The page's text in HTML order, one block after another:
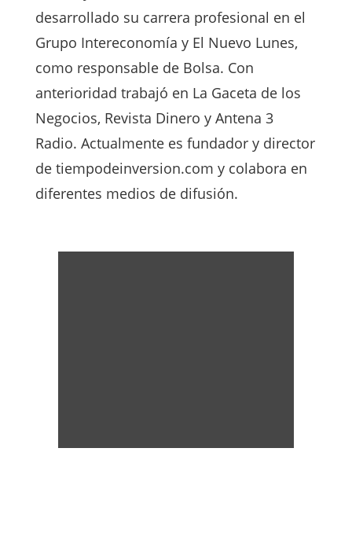
desarrollado su carrera profesional en el
Grupo Intereconomía y El Nuevo Lunes,
como responsable de Bolsa. Con
anterioridad trabajó en La Gaceta de los
Negocios, Revista Dinero y Antena 3
Radio. Actualmente es fundador y director
de tiempodeinversion.com y colabora en
diferentes medios de difusión.